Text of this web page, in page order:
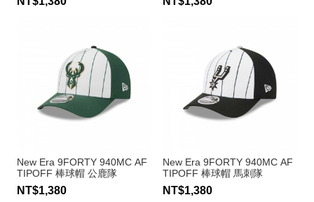
New Era 9FORTY 940MC AF
TIPOFF 棒球帽 公鹿隊
NT$1,380
New Era 9FORTY 940MC AF
TIPOFF 棒球帽 馬刺隊
NT$1,380